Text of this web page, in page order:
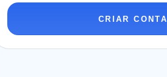
S
CRIAR CONTA